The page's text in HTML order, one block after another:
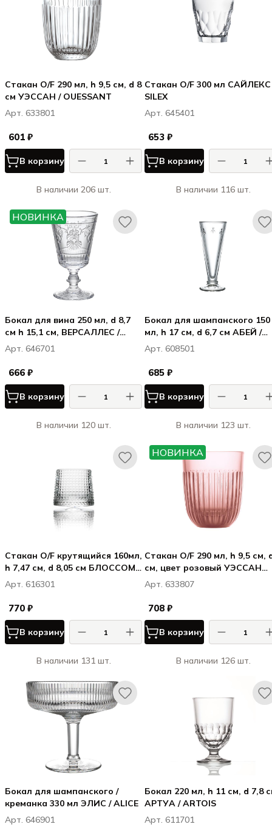
Стакан O/F 290 мл, h 9,5 см, d 8
см УЭССАН / OUESSANT
Арт. 633801
601 ₽
В корзину
В наличии 206 шт.
Стакан O/F 300 мл САЙЛЕКС
SILEX
Арт. 645401
653 ₽
В корзину
В наличии 116 шт.
НОВИНКА
Бокал для вина 250 мл, d 8,7
см h 15,1 см, ВЕРСАЛЛЕС /
VERSAILLES
Арт. 646701
666 ₽
В корзину
В наличии 120 шт.
Бокал для шампанского 150
мл, h 17 см, d 6,7 см АБЕЙ /
ABEILLE
Арт. 608501
685 ₽
В корзину
В наличии 123 шт.
Стакан O/F крутящийся 160мл,
h 7,47 см, d 8,05 см БЛОССОМ /
BLOSSOM
Арт. 616301
770 ₽
В корзину
В наличии 131 шт.
НОВИНКА
Стакан O/F 290 мл, h 9,5 см,
см, цвет розовый УЭССАН
(ЦВЕТНОЕ СТЕКЛО) /
OUESSANT PINK
Арт. 633807
708 ₽
В корзину
В наличии 126 шт.
Бокал для шампанского /
креманка 330 мл ЭЛИС / ALICE
Арт. 646901
Бокал 220 мл, h 11 см, d 7,8 см
АРТУА / ARTOIS
Арт. 611701